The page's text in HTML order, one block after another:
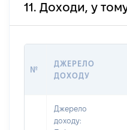
11. Доходи, у
№
ДЖЕРЕЛО
ДОХОДУ
Джерело
доходу: